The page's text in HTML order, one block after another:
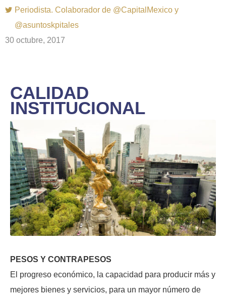
Periodista. Colaborador de @CapitalMexico y
@asuntoskpitales
30 octubre, 2017
CALIDAD
INSTITUCIONAL
PESOS Y CONTRAPESOS
El progreso económico, la capacidad para producir más y
mejores bienes y servicios, para un mayor número de